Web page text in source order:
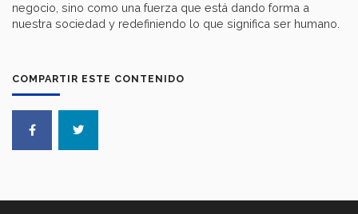
COMPARTIR ESTE CONTENIDO
negocio, sino como una fuerza que está dando forma a
nuestra sociedad y redefiniendo lo que significa ser humano.